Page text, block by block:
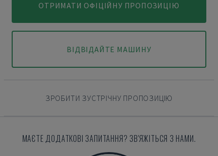
ОТРИМАТИ ОФІЦІЙНУ ПРОПОЗИЦІЮ
ВІДВІДАЙТЕ МАШИНУ
ЗРОБИТИ ЗУСТРІЧНУ ПРОПОЗИЦІЮ
МАЄТЕ ДОДАТКОВІ ЗАПИТАННЯ? ЗВ'ЯЖІТЬСЯ З НАМИ.